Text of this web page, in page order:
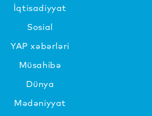
İqtisadiyyat
Sosial
YAP xəbərləri
Müsahibə
Dünya
Mədəniyyat